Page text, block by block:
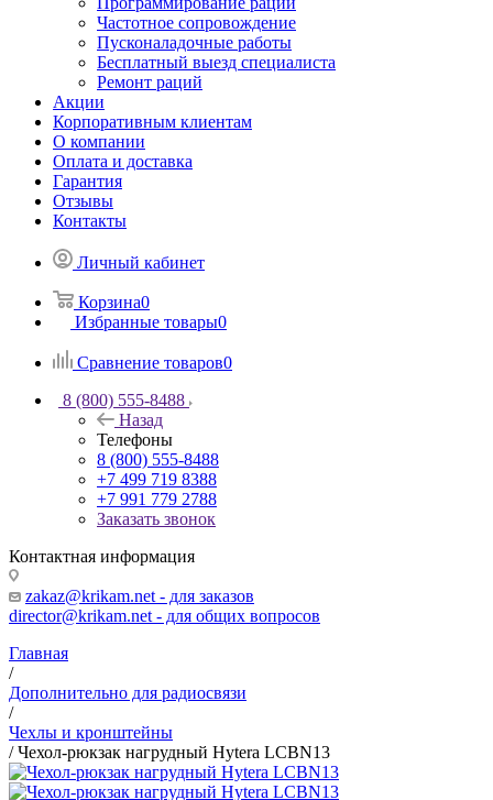
Частотное сопровождение
Пусконаладочные работы
Бесплатный выезд специалиста
Ремонт раций
Акции
Корпоративным клиентам
О компании
Оплата и доставка
Гарантия
Отзывы
Контакты
Личный кабинет
Корзина0
Избранные товары0
Сравнение товаров0
8 (800) 555-8488
Назад
Телефоны
8 (800) 555-8488
+7 499 719 8388
+7 991 779 2788
Заказать звонок
Контактная информация
zakaz@krikam.net - для заказов
director@krikam.net - для общих вопросов
Главная
/
Дополнительно для радиосвязи
/
Чехлы и кронштейны
/Чехол-рюкзак нагрудный Hytera LCBN13